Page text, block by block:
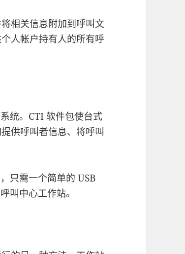
相关信息附加到呼叫文
人帐户持有人的所有呼
统。CTI 软件包使台式
供呼叫者信息、将呼叫
只需一个简单的 USB
呼叫中心工作站。